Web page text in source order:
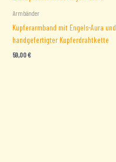
Armbänder
Kupferarmband mit Engels-Aura und
handgefertigter Kupferdrahtkette
59,00€